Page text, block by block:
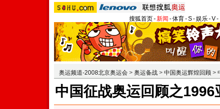
搜狐首页-新闻 -体育-S-娱乐-V-
奥运频道-2008北京奥运会 > 奥运备战 > 中国奥运辉煌回顾 >
中国征战奥运回顾之